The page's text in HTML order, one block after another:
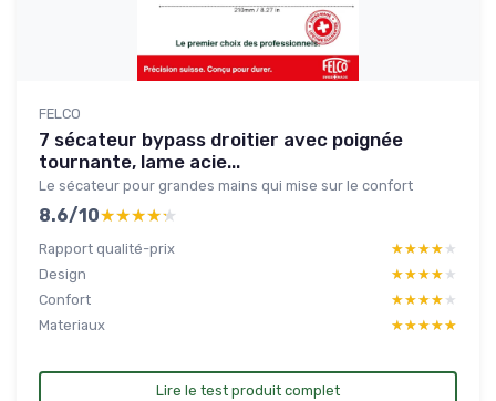
FELCO
7 sécateur bypass droitier avec poignée
tournante, lame acie...
Le sécateur pour grandes mains qui mise sur le confort
8.6/10★★★★★
★★★★★
Rapport qualité-prix ★★★★★
★★★★★
Design
★★★★★
★★★★★
Confort
★★★★★
★★★★★
Materiaux
★★★★★
★★★★★
Lire le test produit complet